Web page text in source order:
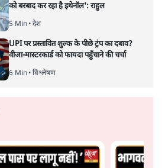
को बरबाद कर रहा है इथेनॉल': राहुल
5 Min• देश
UPI पर प्रस्तावित शुल्क के पीछे ट्रंप का दबाव?
वीजा-मास्टरकार्ड को फायदा पहुँचाने की चर्चा
6 Min• विश्लेषण